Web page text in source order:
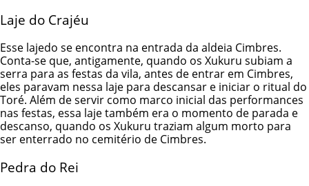
Laje do Crajéu
Esse lajedo se encontra na entrada da aldeia Cimbres.
Conta-se que, antigamente, quando os Xukuru subiam a
serra para as festas da vila, antes de entrar em Cimbres,
eles paravam nessa laje para descansar e iniciar o ritual do
Toré. Além de servir como marco inicial das performances
nas festas, essa laje também era o momento de parada e
descanso, quando os Xukuru traziam algum morto para
ser enterrado no cemitério de Cimbres.
Pedra do Rei